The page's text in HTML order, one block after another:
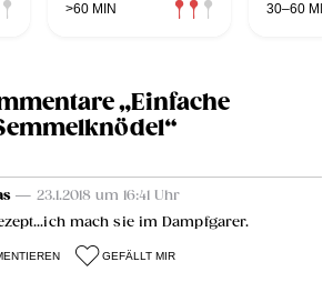
>60 MIN 30–60 MIN
„Einfache
— 23.1.2018 um 16:41 Uhr
mach sie im Dampfgarer.
GEFÄLLT MIR